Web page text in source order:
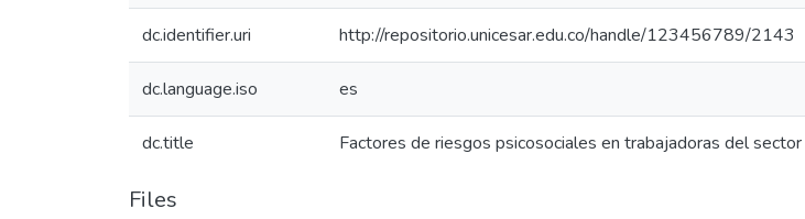
dc.identifier.uri http://repositorio.unicesar.edu.co/handle/123456789/2143
dc.language.iso es
dc.title Factores de riesgos psicosociales en trabajadoras del
Files